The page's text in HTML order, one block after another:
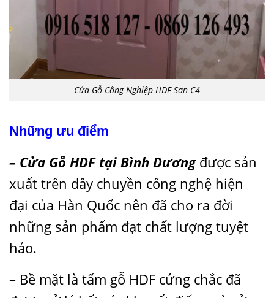
Cửa Gỗ Công Nghiệp HDF Sơn C4
Những ưu điểm
– Cửa Gỗ HDF tại Bình Dươngđược sản
xuất trên dây chuyền công nghệ hiện
đại của Hàn Quốc nên đã cho ra đời
những sản phẩm đạt chất lượng tuyệt
hảo.
– Bề mặt là tấm gỗ HDF cứng chắc đã